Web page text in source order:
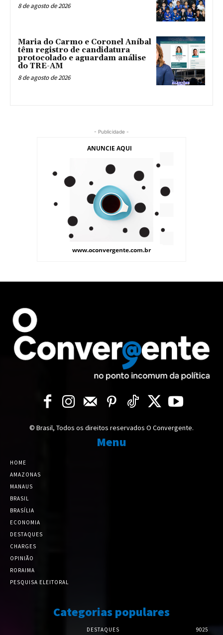
8 de agosto de 2026
Maria do Carmo e Coronel Aníbal
têm registro de candidatura
protocolado e aguardam análise
do TRE-AM
8 de agosto de 2026
- Publicidade -
© Brasil, Todos os direitos reservados O Convergente.
Menu
HOME
AMAZONAS
MANAUS
BRASIL
BRASÍLIA
ECONOMIA
DESTAQUES
CHARGES
OPINIÃO
RORAIMA
PESQUISA ELEITORAL
Categorias populares
DESTAQUES 9025